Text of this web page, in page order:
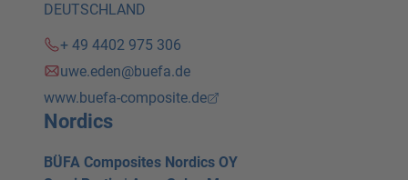
DEUTSCHLAND
+ 49 4402 975 306
uwe.eden@buefa.de
www.buefa-composite.de
Nordics
BÜFA Composites Nordics OY